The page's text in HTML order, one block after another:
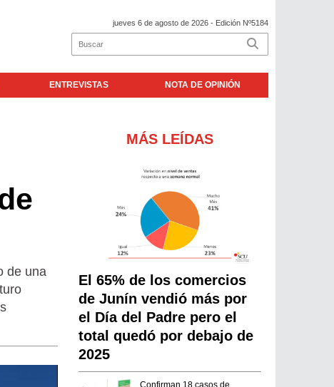
jueves 6 de agosto de 2026 - Edición Nº5184
ENTREVISTAS NOTA DE OPINIÓN
de una
MÁS LEÍDAS
El 65% de los comercios
de Junín vendió más por
el Día del Padre pero el
total quedó por debajo de
2025
Confirman 18 casos de